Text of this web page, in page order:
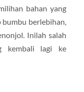
bahan yang
berlebihan,
Inilah salah
kembali lagi ke